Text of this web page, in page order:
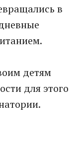
в
детям
для этого